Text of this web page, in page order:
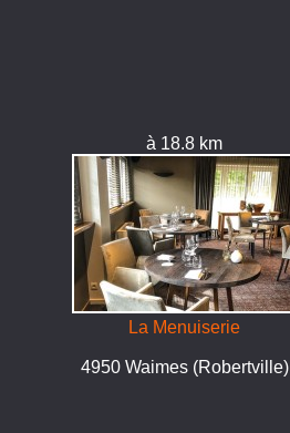
à 18.8 km
La Menuiserie
4950 Waimes (Robertville)